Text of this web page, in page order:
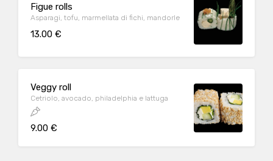
Figue rolls
Asparagi, tofu, marmellata di fichi, mandorle
13.00 €
Veggy roll
Cetriolo, avocado, philadelphia e lattuga
9.00 €